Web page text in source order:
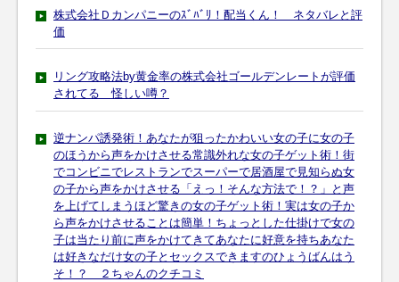
株式会社Ｄカンパニーのｽﾞﾊﾞﾘ！配当くん！ ネタバレと評
価
リング攻略法by黄金率の株式会社ゴールデンレートが評価
されてる 怪しい噂？
逆ナンパ誘発術！あなたが狙ったかわいい女の子に女の子
のほうから声をかけさせる常識外れな女の子ゲット術！街
でコンビニでレストランでスーパーで居酒屋で見知らぬ女
の子から声をかけさせる「えっ！そんな方法で！？」と声
を上げてしまうほど驚きの女の子ゲット術！実は女の子か
ら声をかけさせることは簡単！ちょっとした仕掛けで女の
子は当たり前に声をかけてきてあなたに好意を持ちあなた
は好きなだけ女の子とセックスできますのひょうばんはう
そ！？ ２ちゃんのクチコミ